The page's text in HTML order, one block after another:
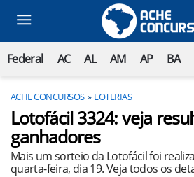
Federal AC AL AM AP BA
ACHE CONCURSOS LOTERIAS
Lotofácil 3324: veja
ganhadores
Mais um sorteio da Lotofácil foi
quarta-feira, dia 19. Veja todos os